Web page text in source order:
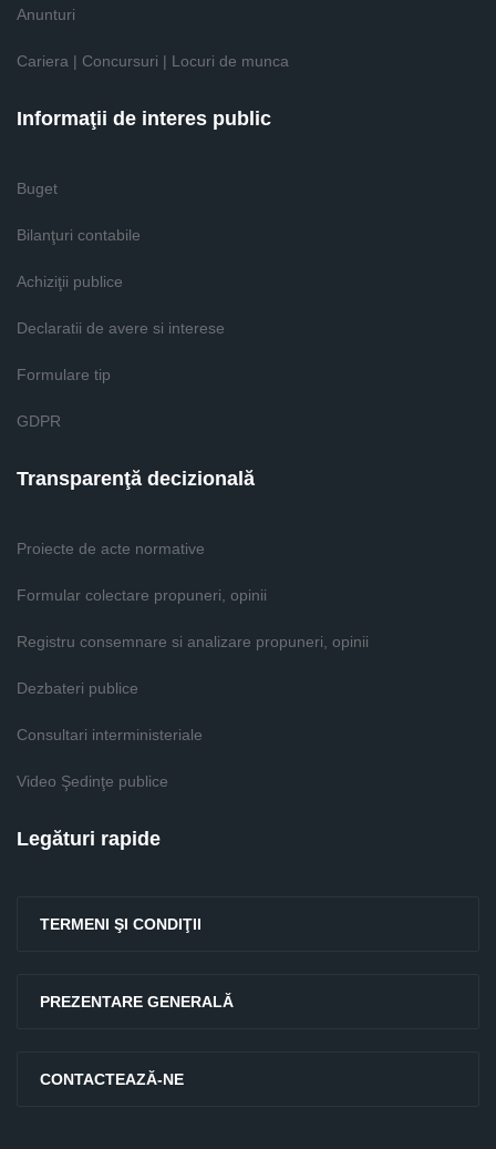
Anunturi
Cariera | Concursuri | Locuri de munca
Informaţii de interes public
Buget
Bilanţuri contabile
Achiziţii publice
Declaratii de avere si interese
Formulare tip
GDPR
Transparenţă decizională
Proiecte de acte normative
Formular colectare propuneri, opinii
Registru consemnare si analizare propuneri, opinii
Dezbateri publice
Consultari interministeriale
Video Şedinţe publice
Legături rapide
TERMENI ŞI CONDIŢII
PREZENTARE GENERALĂ
CONTACTEAZĂ-NE